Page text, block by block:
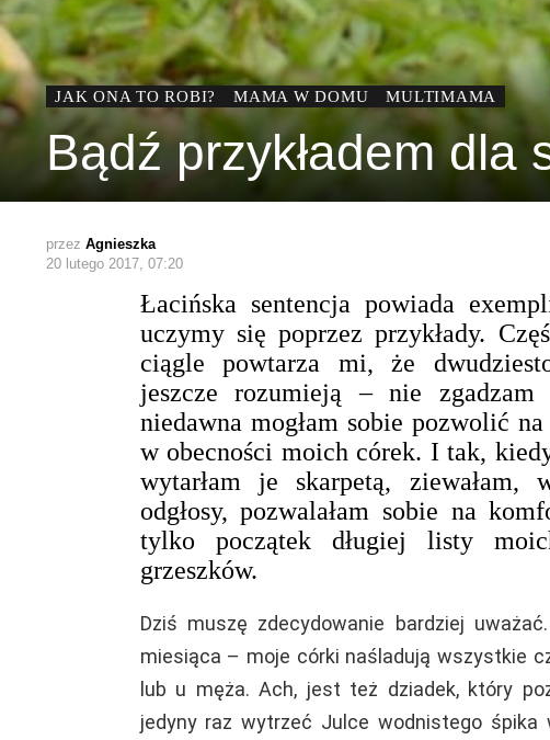
JAK ONA TO ROBI? MAMA W DOMU MULTIMAMA
Bądź przykładem dla
przez Agnieszka
20 lutego 2017, 07:20
Łacińska sentencja powiada
uczymy się poprzez przykłady.
ciągle powtarza mi, że
jeszcze rozumieją – nie
niedawna mogłam sobie pozwolić
w obecności moich córek. I tak,
wytarłam je skarpetą, ziewałam,
odgłosy, pozwalałam sobie na
tylko początek długiej listy
grzeszków.
Dziś muszę zdecydowanie bardziej
miesiąca – moje córki naśladują wszystkie
lub u męża. Ach, jest też dziadek, który
jedyny raz wytrzeć Julce wodnistego śpika